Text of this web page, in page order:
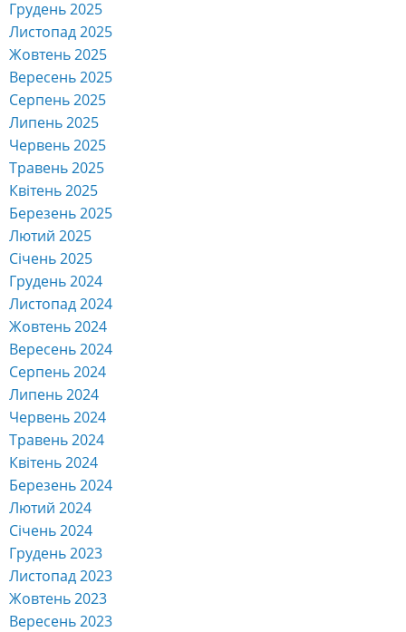
Грудень 2025
Листопад 2025
Жовтень 2025
Вересень 2025
Серпень 2025
Липень 2025
Червень 2025
Травень 2025
Квітень 2025
Березень 2025
Лютий 2025
Січень 2025
Грудень 2024
Листопад 2024
Жовтень 2024
Вересень 2024
Серпень 2024
Липень 2024
Червень 2024
Травень 2024
Квітень 2024
Березень 2024
Лютий 2024
Січень 2024
Грудень 2023
Листопад 2023
Жовтень 2023
Вересень 2023